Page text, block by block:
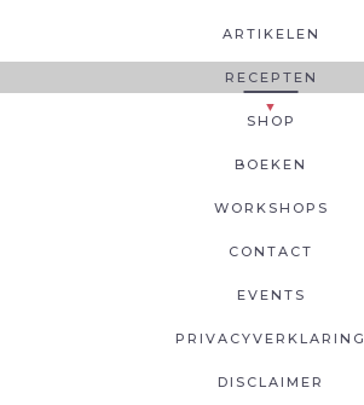
ARTIKELEN
RECEPTEN
SHOP
BOEKEN
WORKSHOPS
CONTACT
EVENTS
PRIVACYVERKLARING
DISCLAIMER